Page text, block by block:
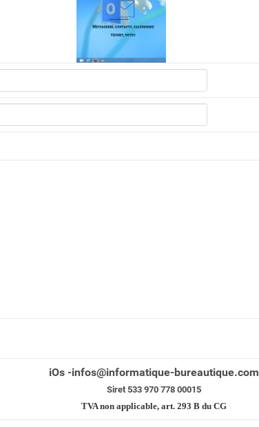
iOs -infos@informatique-bureautique.com
Siret 533 970 778 00015
TVA non applicable, art. 293 B du CG